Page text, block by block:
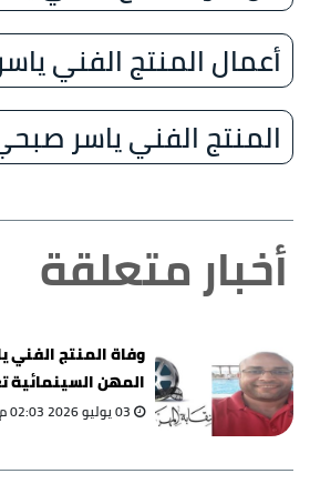
أعمال المنتج الفني
المنتج الفني ياسر
أخبار متعلقة
وفاة المنتج الفني
المهن
الجنازة
03 يوليو 2026 02:03 م